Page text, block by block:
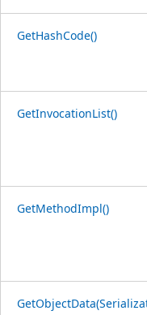
GetHashCode()
GetInvocationList()
GetMethodImpl()